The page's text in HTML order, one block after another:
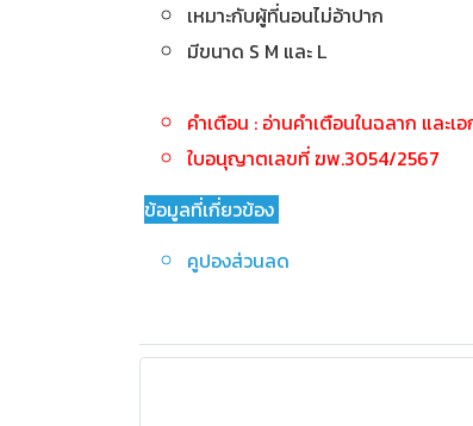
เหมาะกับผู้ที่นอนไม่อ้าปาก
มีขนาด S M และ L
คำเตือน : อ่านคำเตือนในฉลาก และ
ใบอนุญาตเลขที่ ฆพ.3054/2567
ข้อมูลที่เกี่ยวข้อง
คูปองส่วนลด